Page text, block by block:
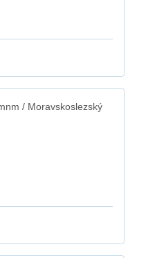
/ Moravskoslezský